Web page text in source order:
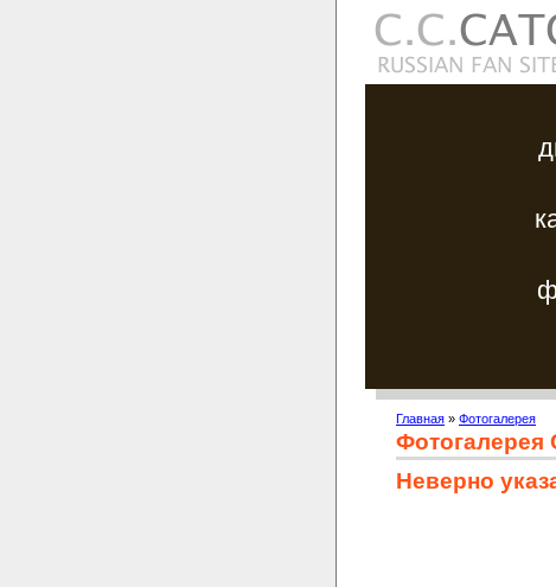
Главная » Фотогалерея
Фотогалерея
Неверно